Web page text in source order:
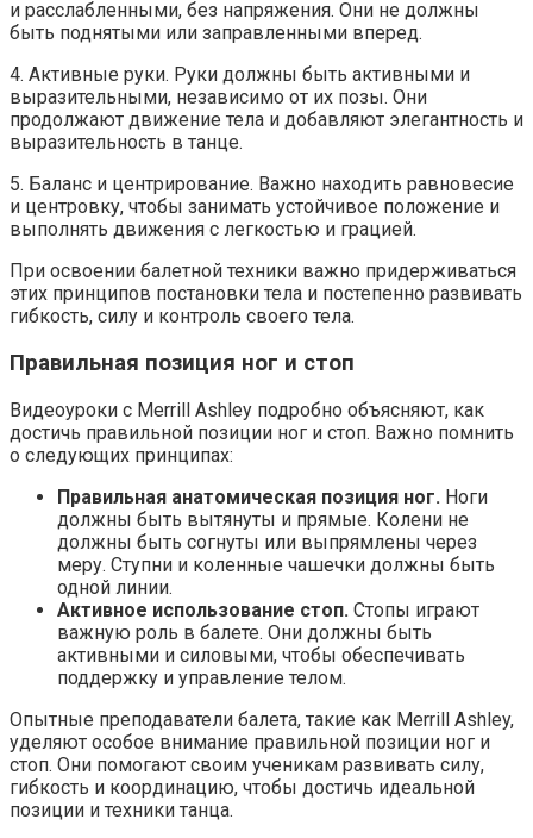
и расслабленными, без напряжения. Они не должны
быть поднятыми или заправленными вперед.
4. Активные руки. Руки должны быть активными и
выразительными, независимо от их позы. Они
продолжают движение тела и добавляют элегантность и
выразительность в танце.
5. Баланс и центрирование. Важно находить равновесие
и центровку, чтобы занимать устойчивое положение и
выполнять движения с легкостью и грацией.
При освоении балетной техники важно придерживаться
этих принципов постановки тела и постепенно развивать
гибкость, силу и контроль своего тела.
Правильная позиция ног и стоп
Видеоуроки с Merrill Ashley подробно объясняют, как
достичь правильной позиции ног и стоп. Важно помнить
о следующих принципах:
Правильная анатомическая позиция ног. Ноги
должны быть вытянуты и прямые. Колени не
должны быть согнуты или выпрямлены через
меру. Ступни и коленные чашечки должны быть
одной линии.
Активное использование стоп. Стопы играют
важную роль в балете. Они должны быть
активными и силовыми, чтобы обеспечивать
поддержку и управление телом.
Опытные преподаватели балета, такие как Merrill Ashley,
уделяют особое внимание правильной позиции ног и
стоп. Они помогают своим ученикам развивать силу,
гибкость и координацию, чтобы достичь идеальной
позиции и техники танца.